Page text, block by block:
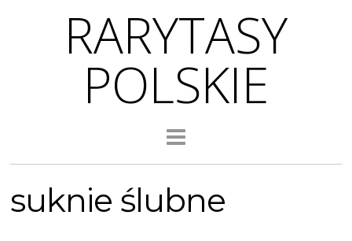
RARYTASY
POLSKIE
suknie ślubne